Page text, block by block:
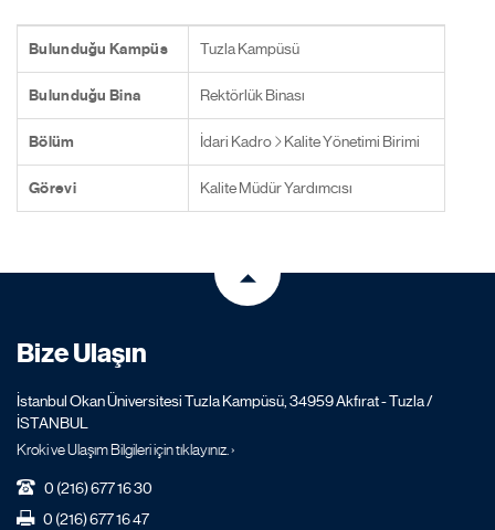
Bulunduğu Kampüs Tuzla Kampüsü
Bulunduğu Bina Rektörlük Binası
Bölüm İdari Kadro Kalite Yönetimi Birimi
Görevi Kalite Müdür Yardımcısı
Bize Ulaşın
İstanbul Okan Üniversitesi Tuzla Kampüsü, 34959 Akfırat - Tuzla /
İSTANBUL
Kroki ve Ulaşım Bilgileri için tıklayınız. ›
0 (216) 677 16 30
0 (216) 677 16 47